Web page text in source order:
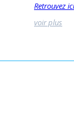
Retrouvez
voir plus